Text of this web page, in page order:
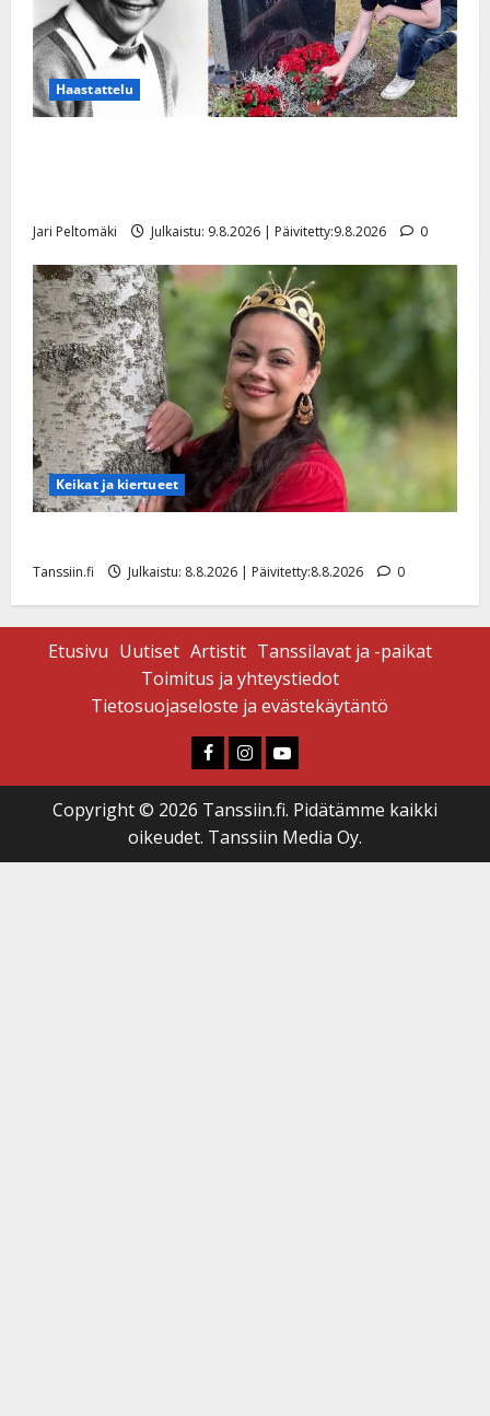
Haastattelu
Jari Peltomäki Julkaistu: 9.8.2026 | Päivitetty:9.8.2026 0
Keikat ja kiertueet
Tanssiin.fi Julkaistu: 8.8.2026 | Päivitetty:8.8.2026 0
Etusivu Uutiset Artistit Tanssilavat ja -paikat
Toimitus ja yhteystiedot
Tietosuojaseloste ja evästekäytäntö
Faceboook
Instagram
Youtube
Copyright © 2026 Tanssiin.fi. Pidätämme kaikki
oikeudet. Tanssiin Media Oy.